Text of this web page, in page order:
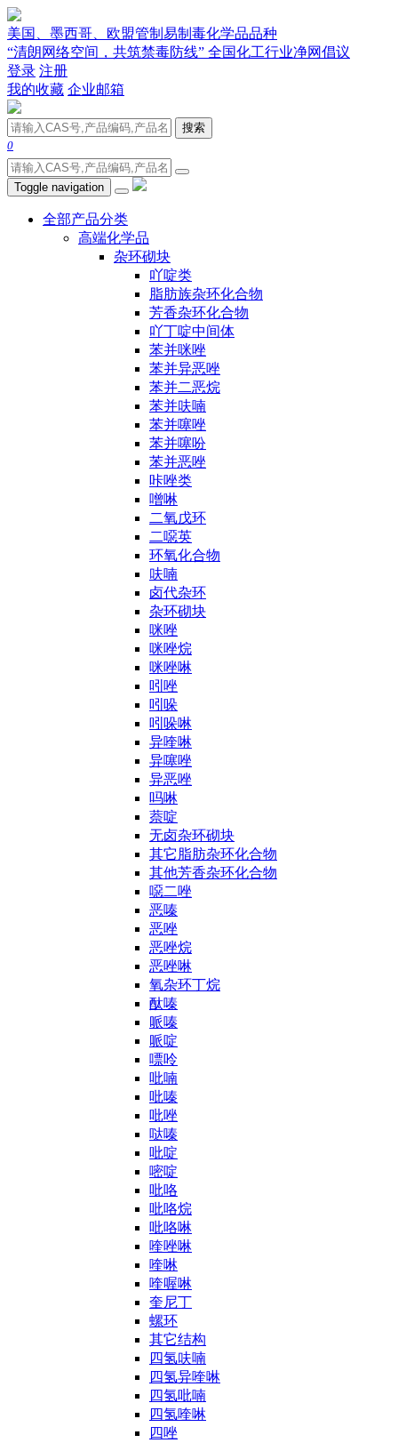
美国、墨西哥、欧盟管制易制毒化学品品种
“清朗网络空间，共筑禁毒防线” 全国化工行业净网倡议
登录 注册
我的收藏 企业邮箱
搜索
0
Toggle navigation
全部产品分类
高端化学品
杂环砌块
吖啶类
脂肪族杂环化合物
芳香杂环化合物
吖丁啶中间体
苯并咪唑
苯并异恶唑
苯并二恶烷
苯并呋喃
苯并噻唑
苯并噻吩
苯并恶唑
咔唑类
噌啉
二氧戊环
二噁英
环氧化合物
呋喃
卤代杂环
杂环砌块
咪唑
咪唑烷
咪唑啉
吲唑
吲哚
吲哚啉
异喹啉
异噻唑
异恶唑
吗啉
萘啶
无卤杂环砌块
其它脂肪杂环化合物
其他芳香杂环化合物
噁二唑
恶嗪
恶唑
恶唑烷
恶唑啉
氧杂环丁烷
酞嗪
哌嗪
哌啶
嘌呤
吡喃
吡嗪
吡唑
哒嗪
吡啶
嘧啶
吡咯
吡咯烷
吡咯啉
喹唑啉
喹啉
喹喔啉
奎尼丁
螺环
其它结构
四氢呋喃
四氢异喹啉
四氢吡喃
四氢喹啉
四唑